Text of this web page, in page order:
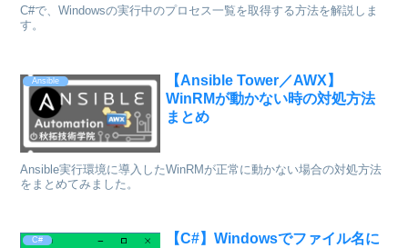
C#で、Windowsの実行中のプロセス一覧を取得する方法を解説しま
す。
Ansible
【Ansible Tower／AWX】
WinRMが動かない時の対処方法
まとめ
Ansible実行環境に導入したWinRMが正常に動かない場合の対処方法
をまとめてみました。
C#
【C#】Windowsでファイル名に